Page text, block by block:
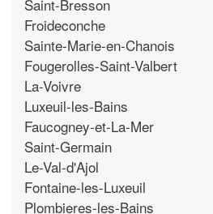
Saint-Bresson
Froideconche
Sainte-Marie-en-Chanois
Fougerolles-Saint-Valbert
La-Voivre
Luxeuil-les-Bains
Faucogney-et-La-Mer
Saint-Germain
Le-Val-d'Ajol
Fontaine-les-Luxeuil
Plombieres-les-Bains